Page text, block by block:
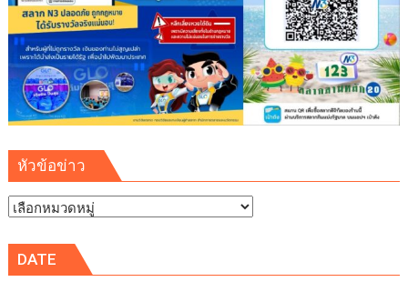
การ
เติบโต
เขต
พัฒนา
พิเศษ
ภาค
ตะวัน
หัวข้อข่าว
หัวข้อ
DATE